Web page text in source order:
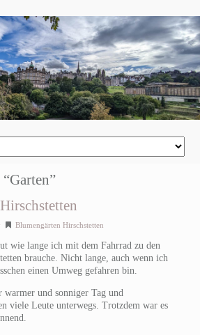
Blumengärten Hirschstetten
wie lange ich mit dem Fahrrad zu den
brauche. Nicht lange, auch wenn ich
einen Umweg gefahren bin.
warmer und sonniger Tag und
viele Leute unterwegs. Trotzdem war es